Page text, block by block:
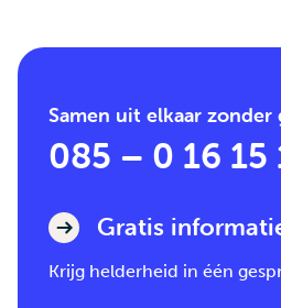
Samen uit elkaar zonder
085 – 0 16 15
Gratis
Krijg helderheid in één